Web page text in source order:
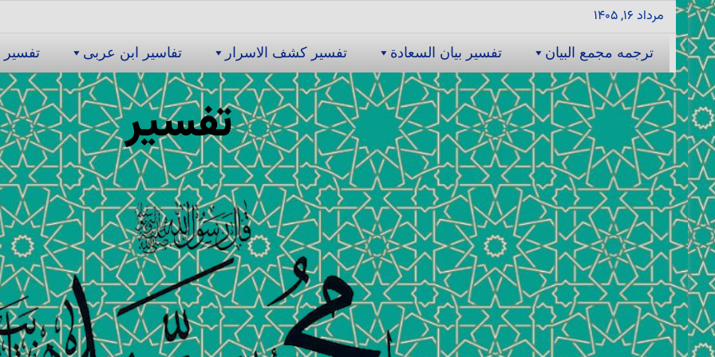
مرداد ۱۶, ۱۴۰۵
ترجمه مجمع البیان تفسیر بیان السعادة تفسیر كشف الاسرار تفاسیر ابن عربى تفسیر
تفسیر